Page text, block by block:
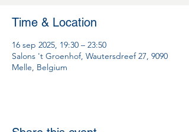
Time & Location
16 sep 2025, 19:30 – 23:50
Salons 't Groenhof, Wautersdreef 27, 9090
Melle, Belgium